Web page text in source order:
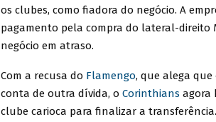
os clubes, como fiadora do negócio. A
pagamento pela compra do lateral-direito
negócio em atraso.
Com a recusa do Flamengo, que alega
conta de outra dívida, o Corinthians agora
clube carioca para finalizar a